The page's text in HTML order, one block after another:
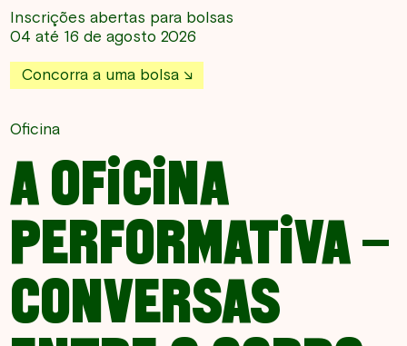
Inscrições abertas para bolsas
04 até 16 de agosto 2026
Concorra a uma bolsa
Oficina
A OFICINA
PERFORMATIVA –
CONVERSAS